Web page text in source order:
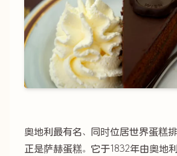
奥地利最有名、同时位居世界蛋糕排
正是萨赫蛋糕。它于1832年由奥地